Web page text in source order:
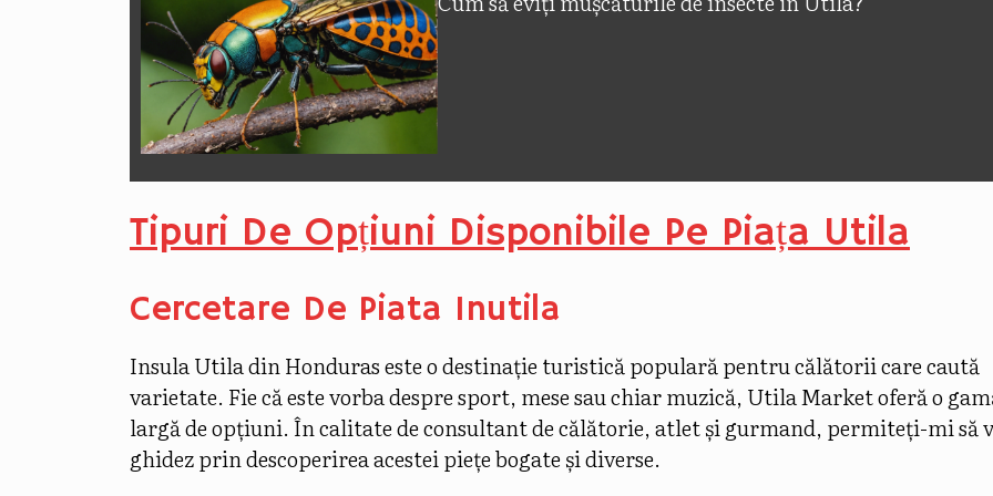
Tipuri De Opțiuni Disponibile Pe Piața Utila
Cercetare De Piata Inutila
Insula Utila din Honduras este o destinație turistică populară pentru călătorii care caută
varietate. Fie că este vorba despre sport, mese sau chiar muzică, Utila Market oferă o
largă de opțiuni. În calitate de consultant de călătorie, atlet și gurmand, permiteți-mi să
ghidez prin descoperirea acestei piețe bogate și diverse.